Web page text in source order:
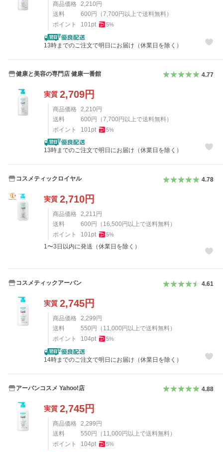
商品価格 2,210 円
送料
600 円 （7,700 円以上で送料無料）
ポイント
101pt 5%
13時までのご注文で明日にお届け（休業日を除く）
健康と美容の専門店 健康一番館 4.77
実質 2,709円
商品価格 2,210円
送料
600円 （7,700円以上で送料無料）
ポイント
101 pt 5%
13時までのご注文で明日にお届け（休業日を除く）
コスメティックロイヤル 4.78
実質 2,710円
商品価格 2,211 円
送料
600 円 （ 16,500 円以上で送料無料）
ポイント
101pt 5%
1〜3日以内に発送（休業日を除く）
コスメティックアーバン 4.61
実質 2,745円
商品価格 2,299 円
送料
550 円 （ 11,000 円以上で送料無料）
ポイント
104pt 5%
14時までのご注文で明日にお届け（休業日を除く）
アーバンコスメ Yahoo!店 4.88
実質 2,745円
商品価格 2,299円
送料
550円 （ 11,000円以上で送料無料）
ポイント
104pt 5%